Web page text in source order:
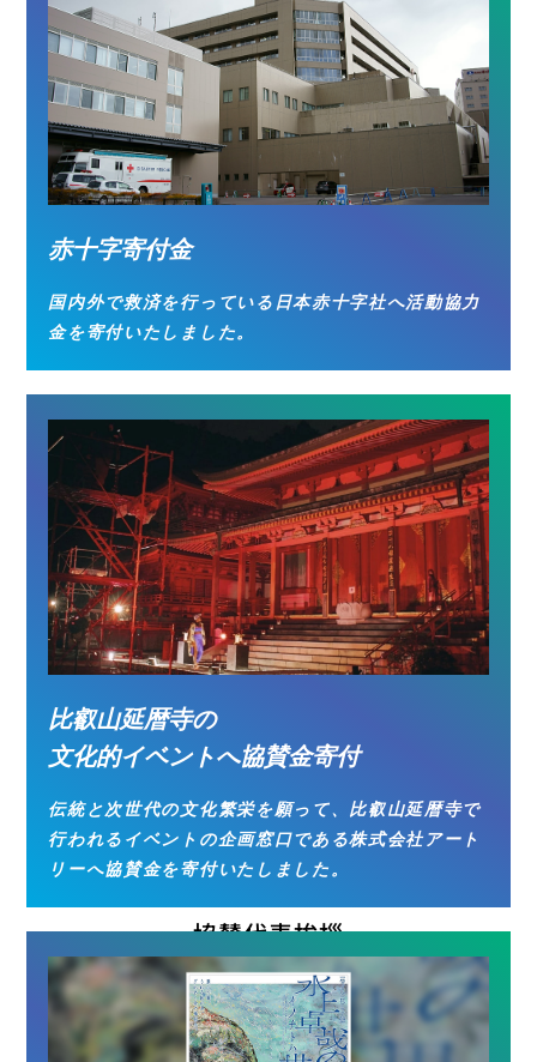
赤十字寄付金
国内外で救済を行っている日本赤十字社へ活動協力
金を寄付いたしました。
比叡山延暦寺の
文化的イベントへ協賛金寄付
伝統と次世代の文化繁栄を願って、比叡山延暦寺で
行われるイベントの企画窓口である株式会社アート
リーへ協賛金を寄付いたしました。
協賛代表挨拶